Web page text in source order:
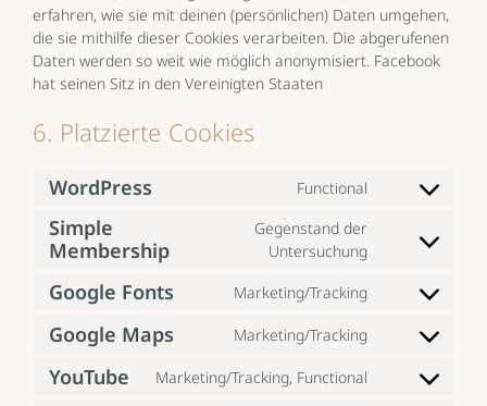
erfahren, wie sie mit deinen (persönlichen) Daten umgehen,
die sie mithilfe dieser Cookies verarbeiten. Die abgerufenen
Daten werden so weit wie möglich anonymisiert. Facebook
hat seinen Sitz in den Vereinigten Staaten
6. Platzierte Cookies
WordPress Functional
Consent
service
Simple
Membership
Gegenstand der
Untersuchung
Consent
service
membership
Google Fonts Marketing/Tracking
Consent
service
google-
Google Maps Marketing/Tracking
Consent
service
YouTube Marketing/Tracking, Functional
Consent